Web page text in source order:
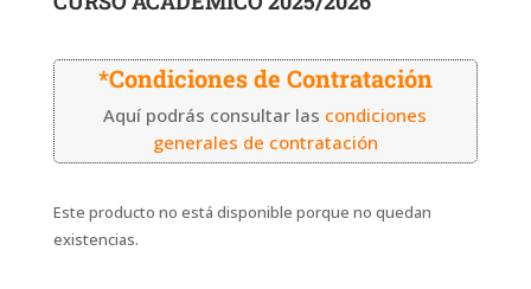
*Condiciones de Contratación
Aquí podrás consultar las condiciones
generales de contratación
Este producto no está disponible porque no quedan
existencias.